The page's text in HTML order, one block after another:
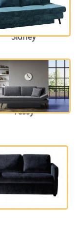
Sidney
Tessy
Trio